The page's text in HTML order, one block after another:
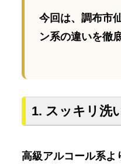
今回は、調布市
ン系の違いを徹
1. スッキリ洗
高級アルコール系よ